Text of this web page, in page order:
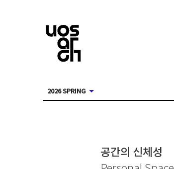
2026 SPRING
공간의 신체성